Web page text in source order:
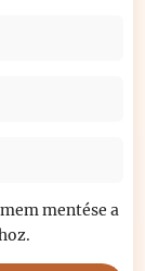
mentése a